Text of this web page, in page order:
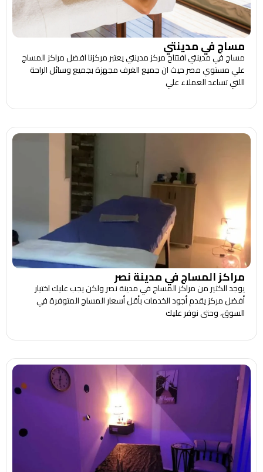
مساج في مدينتي
مساج في مدينتي افتتاح مركز مدينتي يعتبر مركزنا افضل مراكز المساج
علي مستوي مصر حيث ان جميع الغرف مجهزة بجميع وسائل الراحة
اللتي تساعد العملاء علي
مراكز المساج في مدينة نصر
يوجد الكثير من مراكز المساج في مدينة نصر ولكن يجب عليك اختيار
أفضل مركز يقدم أجود الخدمات بأقل أسعار المساج المتوفرة في
السوق، وحتى نوفر عليك